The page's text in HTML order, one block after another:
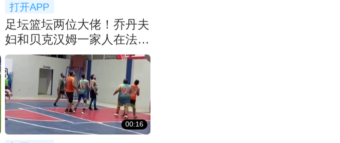
打开APP
足坛篮坛两位大佬！乔丹夫
妇和贝克汉姆一家人在法国
一起聚餐
00:16